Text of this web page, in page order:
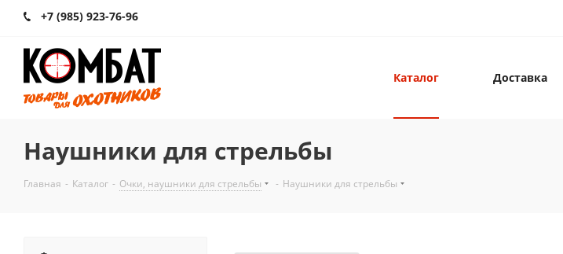
+7 (985) 923-76-96
Каталог Доставка
Наушники для стрельбы
Главная - Каталог - Очки, наушники для стрельбы - Наушники для стрельбы